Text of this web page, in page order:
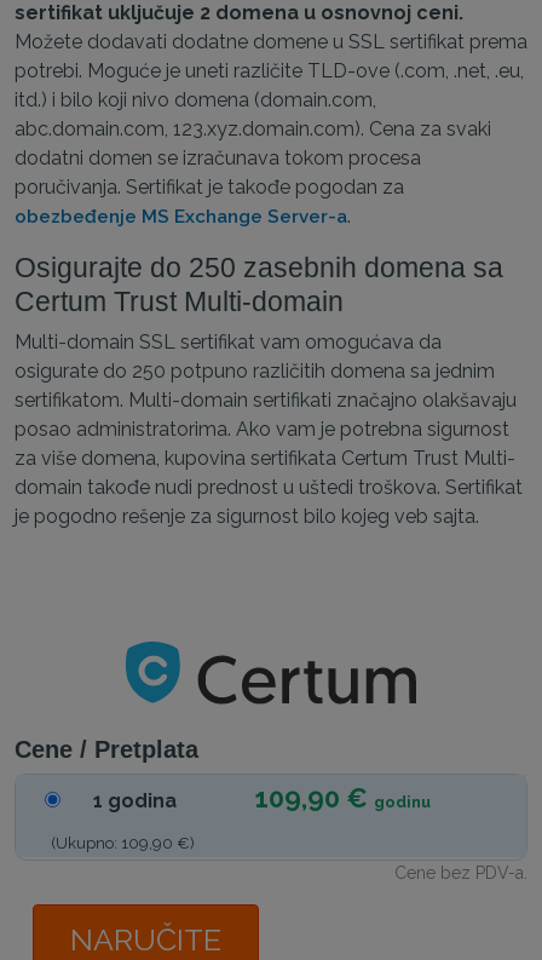
sertifikat uključuje 2 domena u osnovnoj ceni.
Možete dodavati dodatne domene u SSL sertifikat prema
potrebi. Moguće je uneti različite TLD-ove (.com, .net, .eu,
itd.) i bilo koji nivo domena (domain.com,
abc.domain.com, 123.xyz.domain.com). Cena za svaki
dodatni domen se izračunava tokom procesa
poručivanja. Sertifikat je takođe pogodan za
obezbeđenje MS Exchange Server-a.
Osigurajte do 250 zasebnih domena sa
Certum Trust Multi-domain
Multi-domain SSL sertifikat vam omogućava da
osigurate do 250 potpuno različitih domena sa jednim
sertifikatom. Multi-domain sertifikati značajno olakšavaju
posao administratorima. Ako vam je potrebna sigurnost
za više domena, kupovina sertifikata Certum Trust Multi-
domain takođe nudi prednost u uštedi troškova. Sertifikat
je pogodno rešenje za sigurnost bilo kojeg veb sajta.
Cene / Pretplata
1 godina 109,90 € godinu
(Ukupno: 109,90 €)
Cene bez PDV-a.
NARUČITE